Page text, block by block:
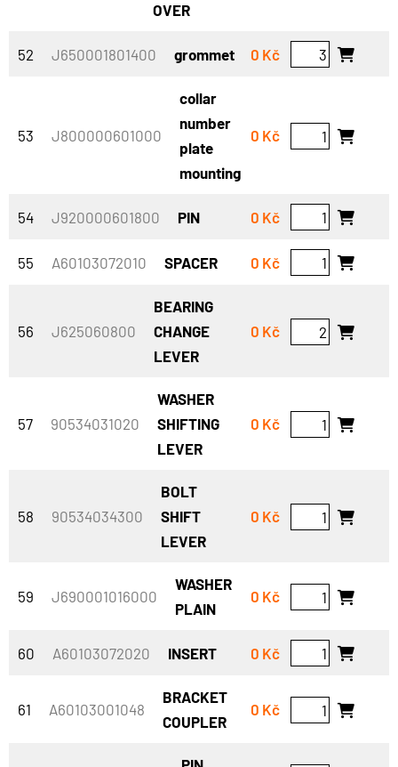
OVER
52 J650001801400 grommet 0 Kč
53 J800000601000
collar
number
plate
mounting
0 Kč
54 J920000601800 PIN 0 Kč
55 A60103072010 SPACER 0 Kč
56 J625060800
BEARING
CHANGE
LEVER
0 Kč
57 90534031020
WASHER
SHIFTING
LEVER
0 Kč
58 90534034300
BOLT
SHIFT
LEVER
0 Kč
59 J690001016000
WASHER
PLAIN
0 Kč
60 A60103072020 INSERT 0 Kč
61 A60103001048
BRACKET
COUPLER
0 Kč